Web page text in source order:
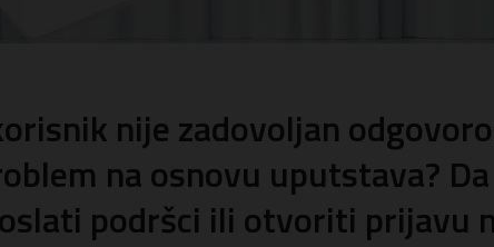
nije zadovoljan
na osnovu uputstava?
podršci ili otvoriti prijavu